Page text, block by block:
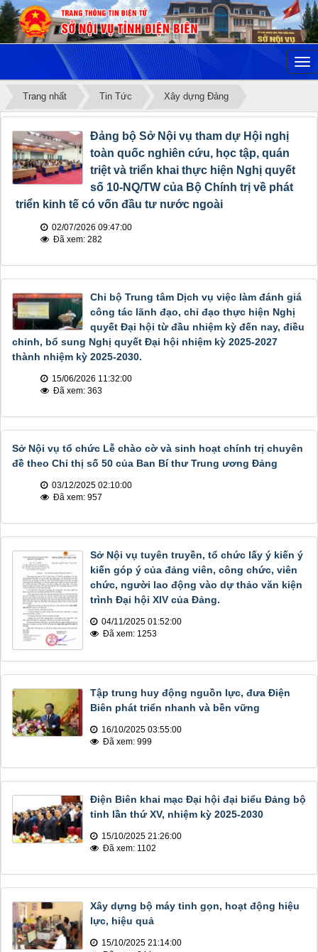
Trang nhất Tin Tức Xây dựng Đảng
Đảng bộ Sở Nội vụ tham dự Hội nghị
toàn quốc nghiên cứu, học tập, quán
triệt và triển khai thực hiện Nghị quyết
số 10-NQ/TW của Bộ Chính trị về phát
triển kinh tế có vốn đầu tư nước ngoài
02/07/2026 09:47:00
Đã xem: 282
Chi bộ Trung tâm Dịch vụ việc làm đánh giá
công tác lãnh đạo, chỉ đạo thực hiện Nghị
quyết Đại hội từ đầu nhiệm kỳ đến nay, điều
chỉnh, bổ sung Nghị quyết Đại hội nhiệm kỳ 2025-2027
thành nhiệm kỳ 2025-2030.
15/06/2026 11:32:00
Đã xem: 363
Sở Nội vụ tổ chức Lễ chào cờ và sinh hoạt chính trị chuyên
đề theo Chỉ thị số 50 của Ban Bí thư Trung ương Đảng
03/12/2025 02:10:00
Đã xem: 957
Sở Nội vụ tuyên truyền, tổ chức lấy ý kiến ý
kiến góp ý của đảng viên, công chức, viên
chức, người lao động vào dự thảo văn kiện
trình Đại hội XIV của Đảng.
04/11/2025 01:52:00
Đã xem: 1253
Tập trung huy động nguồn lực, đưa Điện
Biên phát triển nhanh và bền vững
16/10/2025 03:55:00
Đã xem: 999
Điện Biên khai mạc Đại hội đại biểu Đảng bộ
tỉnh lần thứ XV, nhiệm kỳ 2025-2030
15/10/2025 21:26:00
Đã xem: 1102
Xây dựng bộ máy tinh gọn, hoạt động hiệu
lực, hiệu quả
15/10/2025 21:14:00